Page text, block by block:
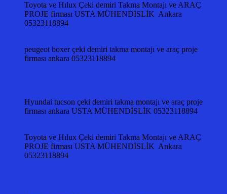
Toyota ve Hılux Çeki demiri Takma Montajı ve ARAÇ
PROJE firması USTA MÜHENDİSLİK Ankara
05323118894
peugeot boxer çeki demiri takma montajı ve araç proje
firması ankara 05323118894
Hyundai tucson çeki demiri takma montajı ve araç proje
firması ankara USTA MÜHENDİSLİK 05323118894
Toyota ve Hılux Çeki demiri Takma Montajı ve ARAÇ
PROJE firması USTA MÜHENDİSLİK Ankara
05323118894